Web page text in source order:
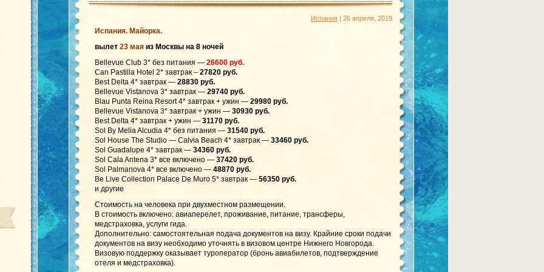
Испания | 26 апреля, 2019
Испания. Майорка.
вылет 23 мая из Москвы на 8 ночей
Bellevue Club 3* без питания — 26600 руб.
Can Pastilla Hotel 2* завтрак – 27820 руб.
Best Delta 4* завтрак — 28830 руб.
Bellevue Vistanova 3* завтрак — 29740 руб.
Blau Punta Reina Resort 4* завтрак + ужин — 29980 руб.
Bellevue Vistanova 3* завтрак + ужин — 30930 руб.
Best Delta 4* завтрак + ужин — 31170 руб.
Sol By Melia Alcudia 4* без питания — 31540 руб.
Sol House The Studio — Calvia Beach 4* завтрак — 33460 руб.
Sol Guadalupe 4* завтрак — 34360 руб.
Sol Cala Antena 3* все включено — 37420 руб.
Sol Palmanova 4* все включено — 48870 руб.
Be Live Collection Palace De Muro 5* завтрак — 56350 руб.
и другие
Стоимость на человека при двухместном размещении.
В стоимость включено: авиаперелет, проживание, питание, трансферы,
медстраховка, услуги гида.
Дополнительно: самостоятельная подача документов на визу. Крайние сроки подачи
документов на визу необходимо уточнять в визовом центре Нижнего Новгорода.
Визовую поддержку оказывает туроператор (бронь авиабилетов, подтверждение
отеля и медстраховка).